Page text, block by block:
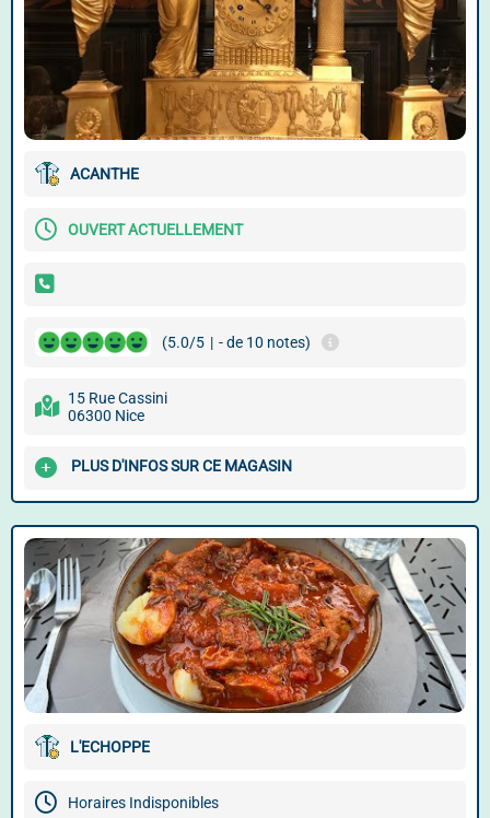
ACANTHE
OUVERT ACTUELLEMENT
(5.0/5 | - de 10 notes)
15 Rue Cassini
06300 Nice
PLUS D'INFOS SUR CE MAGASIN
L'ECHOPPE
Horaires Indisponibles